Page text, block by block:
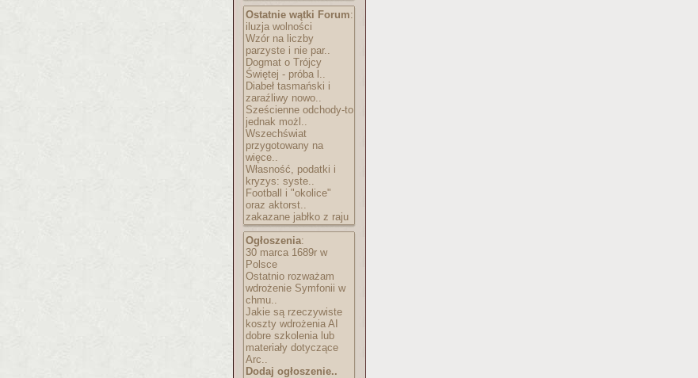
Ostatnie wątki Forum:
iluzja wolności
Wzór na liczby
parzyste i nie par..
Dogmat o Trójcy
Świętej - próba l..
Diabeł tasmański i
zaraźliwy nowo..
Sześcienne odchody-to
jednak możl..
Wszechświat
przygotowany na
więce..
Własność, podatki i
kryzys: syste..
Football i "okolice"
oraz aktorst..
zakazane jabłko z raju
Ogłoszenia:
30 marca 1689r w
Polsce
Ostatnio rozważam
wdrożenie Symfonii w
chmu..
Jakie są rzeczywiste
koszty wdrożenia AI
dobre szkolenia lub
materiały dotyczące
Arc..
Dodaj ogłoszenie..